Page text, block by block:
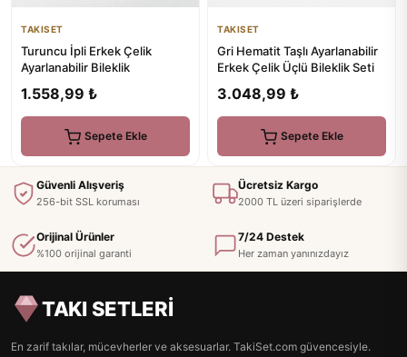
TAKISET
Turuncu İpli Erkek Çelik
Ayarlanabilir Bileklik
1.558,99 ₺
Sepete Ekle
TAKISET
Gri Hematit Taşlı Ayarlanabilir
Erkek Çelik Üçlü Bileklik Seti
3.048,99 ₺
Sepete Ekle
Güvenli Alışveriş
256-bit SSL koruması
Ücretsiz Kargo
2000 TL üzeri siparişlerde
Orijinal Ürünler
%100 orijinal garanti
7/24 Destek
Her zaman yanınızdayız
TAKI SETLERİ
En zarif takılar, mücevherler ve aksesuarlar. TakiSet.com güvencesiyle.